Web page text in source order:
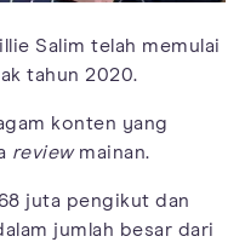
Salim telah memulai
tahun 2020.
konten yang
reviewmainan.
juta pengikut dan
jumlah besar dari